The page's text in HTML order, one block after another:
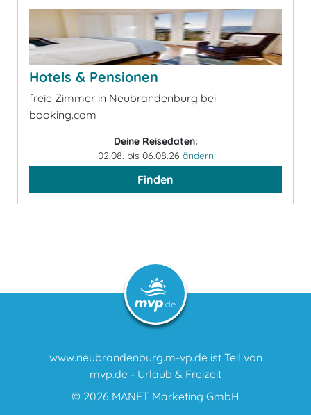
Hotels & Pensionen
freie Zimmer in Neubrandenburg bei
booking.com
Deine Reisedaten:
02.08. bis 06.08.26 ändern
Finden
www.neubrandenburg.m-vp.de ist Teil von
mvp.de - Urlaub & Freizeit
© 2026 MANET Marketing GmbH